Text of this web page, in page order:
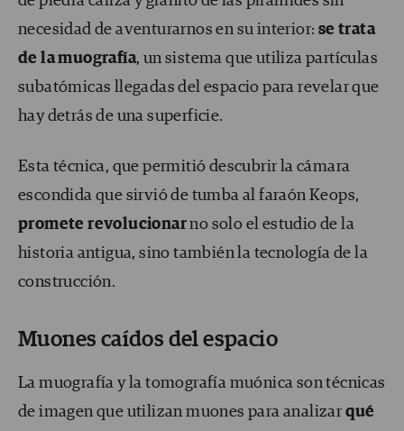
necesidad de aventurarnos en su interior: se trata
de la muografía, un sistema que utiliza partículas
subatómicas llegadas del espacio para revelar que
hay detrás de una superficie.
Esta técnica, que permitió descubrir la cámara
escondida que sirvió de tumba al faraón Keops,
promete revolucionarno solo el estudio de la
historia antigua, sino también la tecnología de la
construcción.
Muones caídos del espacio
La muografía y la tomografía muónica son técnicas
de imagen que utilizan muones para analizar qué